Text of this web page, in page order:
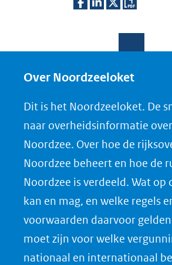
e
o
p
F
a
c
e
b
o
o
e
o
p
L
i
n
k
e
d
I
e
o
p
X
(opent
in
nieuw
venster)
(verwijst
naar
n
o
a
d
P
D
F
Over Noordzeeloket
Dit is het Noordzeeloket. De
naar overheidsinformatie
Noordzee. Over hoe de
Noordzee beheert en hoe de
Noordzee is verdeeld. Wat op
kan en mag, en welke regels
voorwaarden daarvoor
moet zijn voor welke
nationaal en internationaal